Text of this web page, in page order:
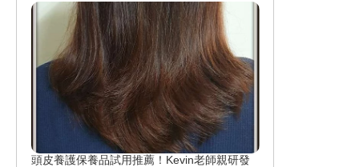
溼後再用手稍微搓洗就很乾淨 真的是款
365天都能穿的安心褲 因為褲底加厚的
關係 所以能讓衛生棉更平整牢固黏貼面
料上 再也不會擠壓到變型 也很適合生理
期量多時 運用上下夾攻法-衛生棉+蜜秘
褲的穿著方式 來確保不會沾染到衣物 量
少時或非生理期則能取代護墊、衛生棉
的用量 減少不必要的支出跟浪費 即使要
頭皮養護保養品試用推薦！Kevin老師親研發